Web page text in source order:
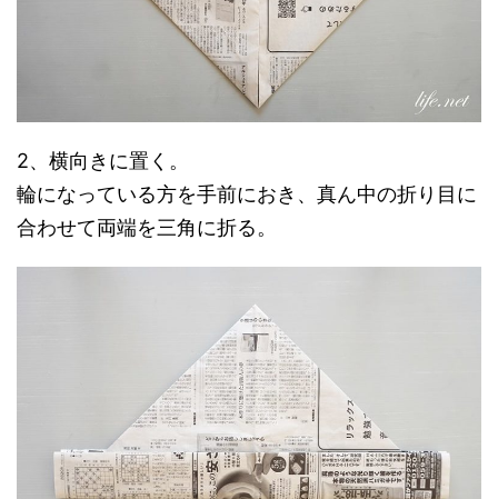
2、横向きに置く。
輪になっている方を手前におき、真ん中の折り目に
合わせて両端を三角に折る。